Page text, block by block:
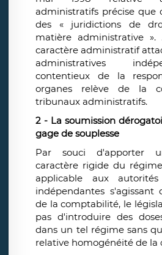
administratifs précise que
des « juridictions de
matière administrative
caractère administratif
administratives
contentieux de la
organes relève de la
tribunaux administratifs.
2 - La soumission
gage de souplesse
Par souci d'apporter
caractère rigide du
applicable aux autorités
indépendantes s'agissant
de la comptabilité, le
pas d'introduire des
dans un tel régime sans
relative homogénéité de la